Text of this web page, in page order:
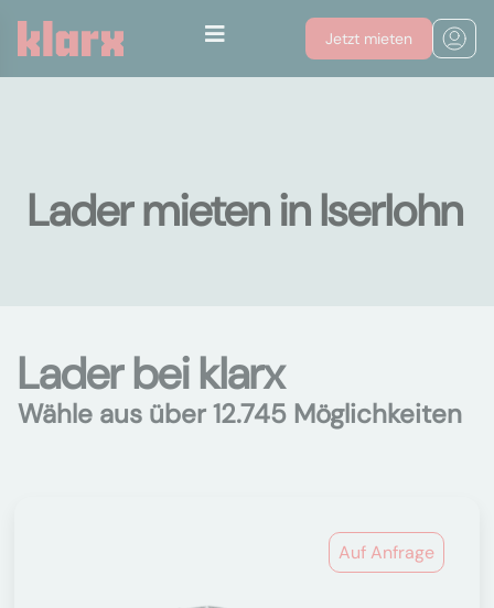
Jetzt mieten
Lader mieten in Iserlohn
Lader bei klarx
Wähle aus über 12.745 Möglichkeiten
Auf Anfrage